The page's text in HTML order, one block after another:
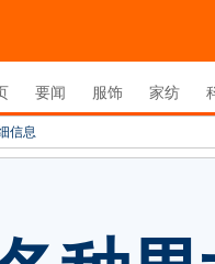
要闻 服饰 家纺
信息